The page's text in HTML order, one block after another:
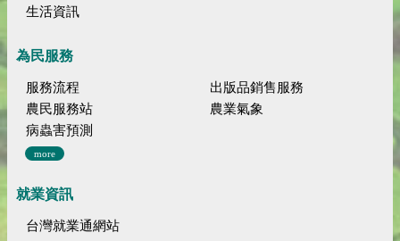
生活資訊
為民服務
服務流程
出版品銷售服務
農民服務站
農業氣象
病蟲害預測
more
就業資訊
台灣就業通網站